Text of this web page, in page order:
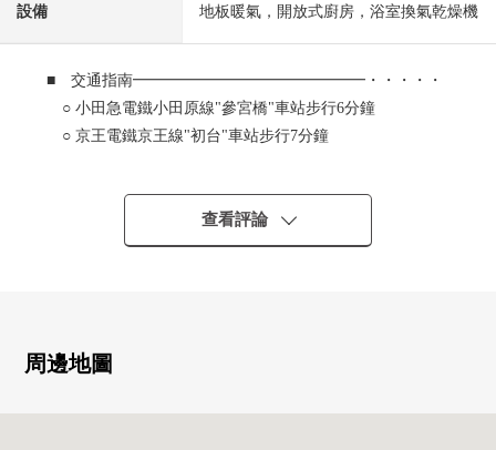
設備 地板暖氣，開放式廚房，浴室換氣乾燥機
■ 交通指南━━━━━━━━━━━━━━━・・・・・
○ 小田急電鐵小田原線"參宮橋"車站步行6分鐘
○ 京王電鐵京王線"初台"車站步行7分鐘
■ Open Residencia代代木參宮橋
━━━━━━━━━━━━━━━・・・・・
○ 2023年8月築
○ 宅配保管櫃有
查看評論
周邊地圖